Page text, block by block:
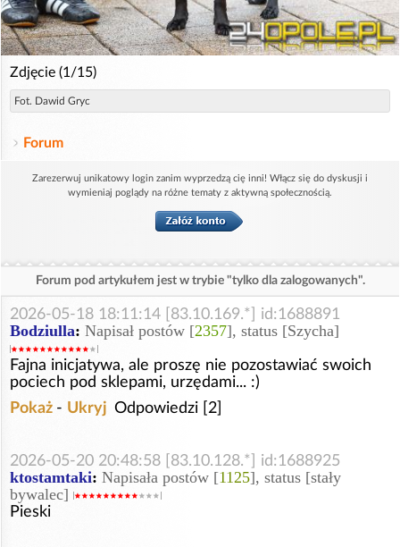
Zdjęcie (1/15)
Fot. Dawid Gryc
Forum
Zarezerwuj unikatowy login zanim wyprzedzą cię inni! Włącz się do dyskusji i
wymieniaj poglądy na różne tematy z aktywną społecznością.
Forum pod artykułem jest w trybie "tylko dla zalogowanych".
2026-05-18 18:11:14 [83.10.169.*] id:1688891
Bodziulla: Napisał postów [2357], status [Szycha]
Fajna inicjatywa, ale proszę nie pozostawiać swoich
pociech pod sklepami, urzędami... :)
Pokaż - Ukryj Odpowiedzi [2]
2026-05-20 20:48:58 [83.10.128.*] id:1688925
ktostamtaki: Napisała postów [1125], status [stały
bywalec]
Pieski